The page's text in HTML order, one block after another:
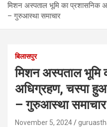
मिशन अस्पताल भूमि का प्रशासनिक
– गुरुआस्था समाचार
बिलासपुर
मिशन अस्पताल भूमि
अधिग्रहण, चस्पा
– गुरुआस्था समाचार
November 5, 2024